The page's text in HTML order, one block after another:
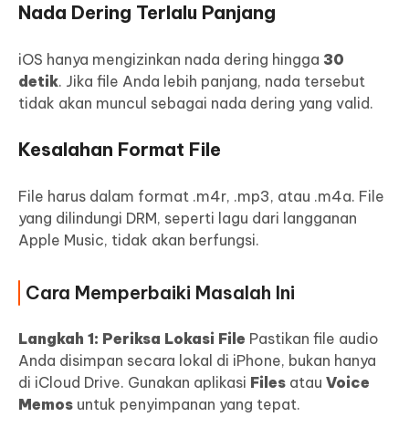
Nada Dering Terlalu Panjang
iOS hanya mengizinkan nada dering hingga 30
detik. Jika file Anda lebih panjang, nada tersebut
tidak akan muncul sebagai nada dering yang valid.
Kesalahan Format File
File harus dalam format .m4r, .mp3, atau .m4a. File
yang dilindungi DRM, seperti lagu dari langganan
Apple Music, tidak akan berfungsi.
Cara Memperbaiki Masalah Ini
Langkah 1: Periksa Lokasi File Pastikan file audio
Anda disimpan secara lokal di iPhone, bukan hanya
di iCloud Drive. Gunakan aplikasi Files atau Voice
Memos untuk penyimpanan yang tepat.